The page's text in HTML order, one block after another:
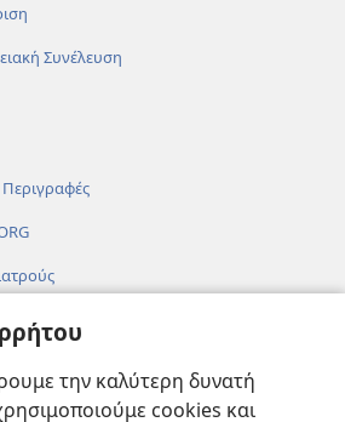
την καλύτερη δυνατή
cookies και
Συνέλευση
Περιγραφές
Φορείς και ΜΜΕ